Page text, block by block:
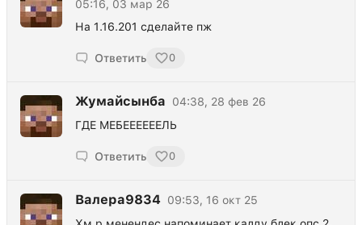
05:16, 03 мар 26
На 1.16.201 сделайте пж
Ответить 0
Жумайсынба
04:38, 28 фев 26
ГДЕ МЕБЕЕЕЕЕЕЛЬ
Ответить 0
Валера9834 09:53, 16 окт 25